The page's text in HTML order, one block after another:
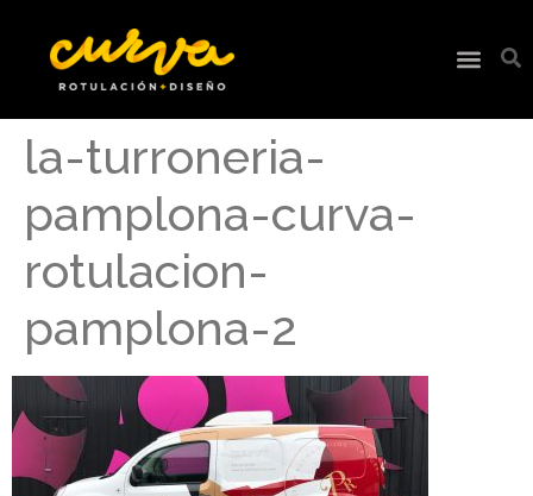
la-turroneria-
pamplona-curva-
rotulacion-
pamplona-2